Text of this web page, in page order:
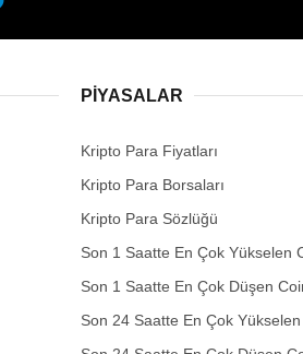
PIYASALAR
Kripto Para Fiyatları
Kripto Para Borsaları
Kripto Para Sözlüğü
Son 1 Saatte En Çok Yükselen
Son 1 Saatte En Çok Düşen
Son 24 Saatte En Çok